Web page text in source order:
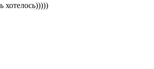
хотелось)))))